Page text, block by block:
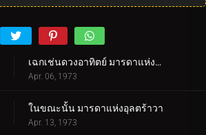
เฉกเช่นดวงอาทิตย์ มารดาแห่งอุลตร้า
Apr. 06, 1973
ในขณะนั้น มารดาแห่งอุลตร้าวา
Apr. 13, 1973